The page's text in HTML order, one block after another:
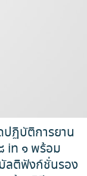
ฏิบัติการยาน
in ๑ พร้อม
ลติฟังก์ชั่นรอง